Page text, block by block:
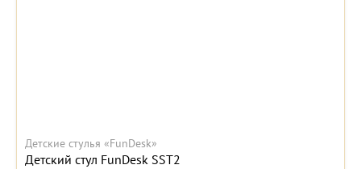
Детские стулья «FunDesk»
Детский стул FunDesk SST2